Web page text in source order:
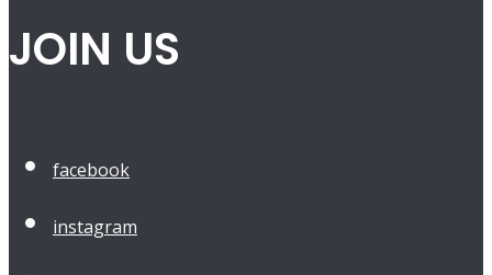
JOIN US
facebook
instagram